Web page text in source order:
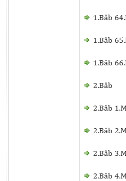
1.Bâb
1.Bâb
1.Bâb
2.Bâb
2.Bâb
2.Bâb
2.Bâb
2.Bâb